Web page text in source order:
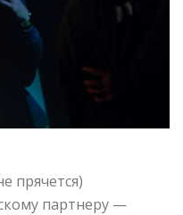
прячется)
партнеру —